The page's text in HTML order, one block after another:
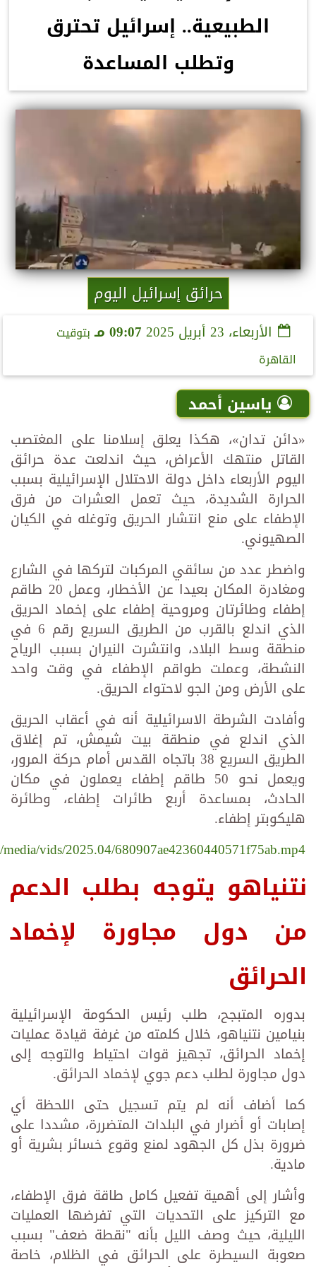
الطبيعية.. إسرائيل تحترق
وتطلب المساعدة
حرائق إسرائيل اليوم
الأربعاء، 23 أبريل 2025 09:07 مـ
بتوقيت
القاهرة
ياسين أحمد
«دائن تدان»، هكذا يعلق إسلامنا على المغتصب
القاتل منتهك الأعراض، حيث اندلعت عدة حرائق
اليوم الأربعاء داخل دولة الاحتلال الإسرائيلية بسبب
الحرارة الشديدة، حيث تعمل العشرات من فرق
الإطفاء على منع انتشار الحريق وتوغله في الكيان
الصهيوني.
واضطر عدد من سائقي المركبات لتركها في الشارع
ومغادرة المكان بعيدا عن الأخطار، وعمل 20 طاقم
إطفاء وطائرتان ومروحية إطفاء على إخماد الحريق
الذي اندلع بالقرب من الطريق السريع رقم 6 في
منطقة وسط البلاد، وانتشرت النيران بسبب الرياح
النشطة، وعملت طواقم الإطفاء في وقت واحد
على الأرض ومن الجو لاحتواء الحريق.
وأفادت الشرطة الاسرائيلية أنه في أعقاب الحريق
الذي اندلع في منطقة بيت شيمش، تم إغلاق
الطريق السريع 38 باتجاه القدس أمام حركة المرور،
ويعمل نحو 50 طاقم إطفاء يعملون في مكان
الحادث، بمساعدة أربع طائرات إطفاء، وطائرة
هليكوبتر إطفاء.
vids/2025.04/680907ae42360440571f75ab.mp4
نتنياهو يتوجه بطلب الدعم
من دول مجاورة لإخماد
الحرائق
بدوره المتبجح، طلب رئيس الحكومة الإسرائيلية
بنيامين نتنياهو، خلال كلمته من غرفة قيادة عمليات
إخماد الحرائق، تجهيز قوات احتياط والتوجه إلى
دول مجاورة لطلب دعم جوي لإخماد الحرائق.
كما أضاف أنه لم يتم تسجيل حتى اللحظة أي
إصابات أو أضرار في البلدات المتضررة، مشددا على
ضرورة بذل كل الجهود لمنع وقوع خسائر بشرية أو
مادية.
وأشار إلى أهمية تفعيل كامل طاقة فرق الإطفاء،
مع التركيز على التحديات التي تفرضها العمليات
الليلية، حيث وصف الليل بأنه "نقطة ضعف" بسبب
صعوبة السيطرة على الحرائق في الظلام، خاصة